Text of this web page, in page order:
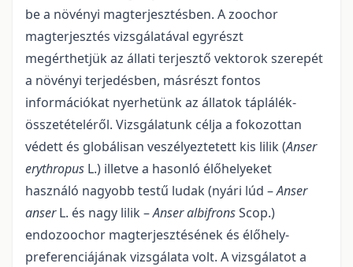
be a növényi magterjesztésben. A zoochor
magterjesztés vizsgálatával egyrészt
megérthetjük az állati terjesztő vektorok szerepét
a növényi terjedésben, másrészt fontos
információkat nyerhetünk az állatok táplálék-
összetételéről. Vizsgálatunk célja a fokozottan
védett és globálisan veszélyeztetett kis lilik (Anser
erythropus L.) illetve a hasonló élőhelyeket
használó nagyobb testű ludak (nyári lúd –Anser
anserL. és nagy lilik –Anser albifronsScop.)
endozoochor magterjesztésének és élőhely-
preferenciájának vizsgálata volt. A vizsgálatot a